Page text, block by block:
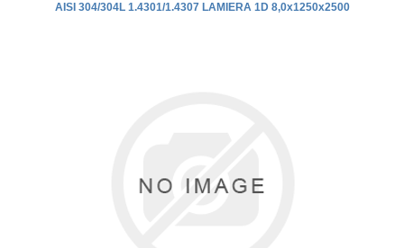
AISI 304/304L 1.4301/1.4307 LAMIERA 1D 8,0x1250x2500